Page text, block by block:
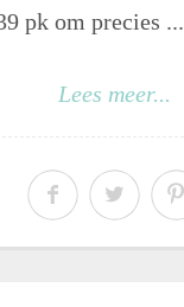
pk om precies ...
Lees meer...